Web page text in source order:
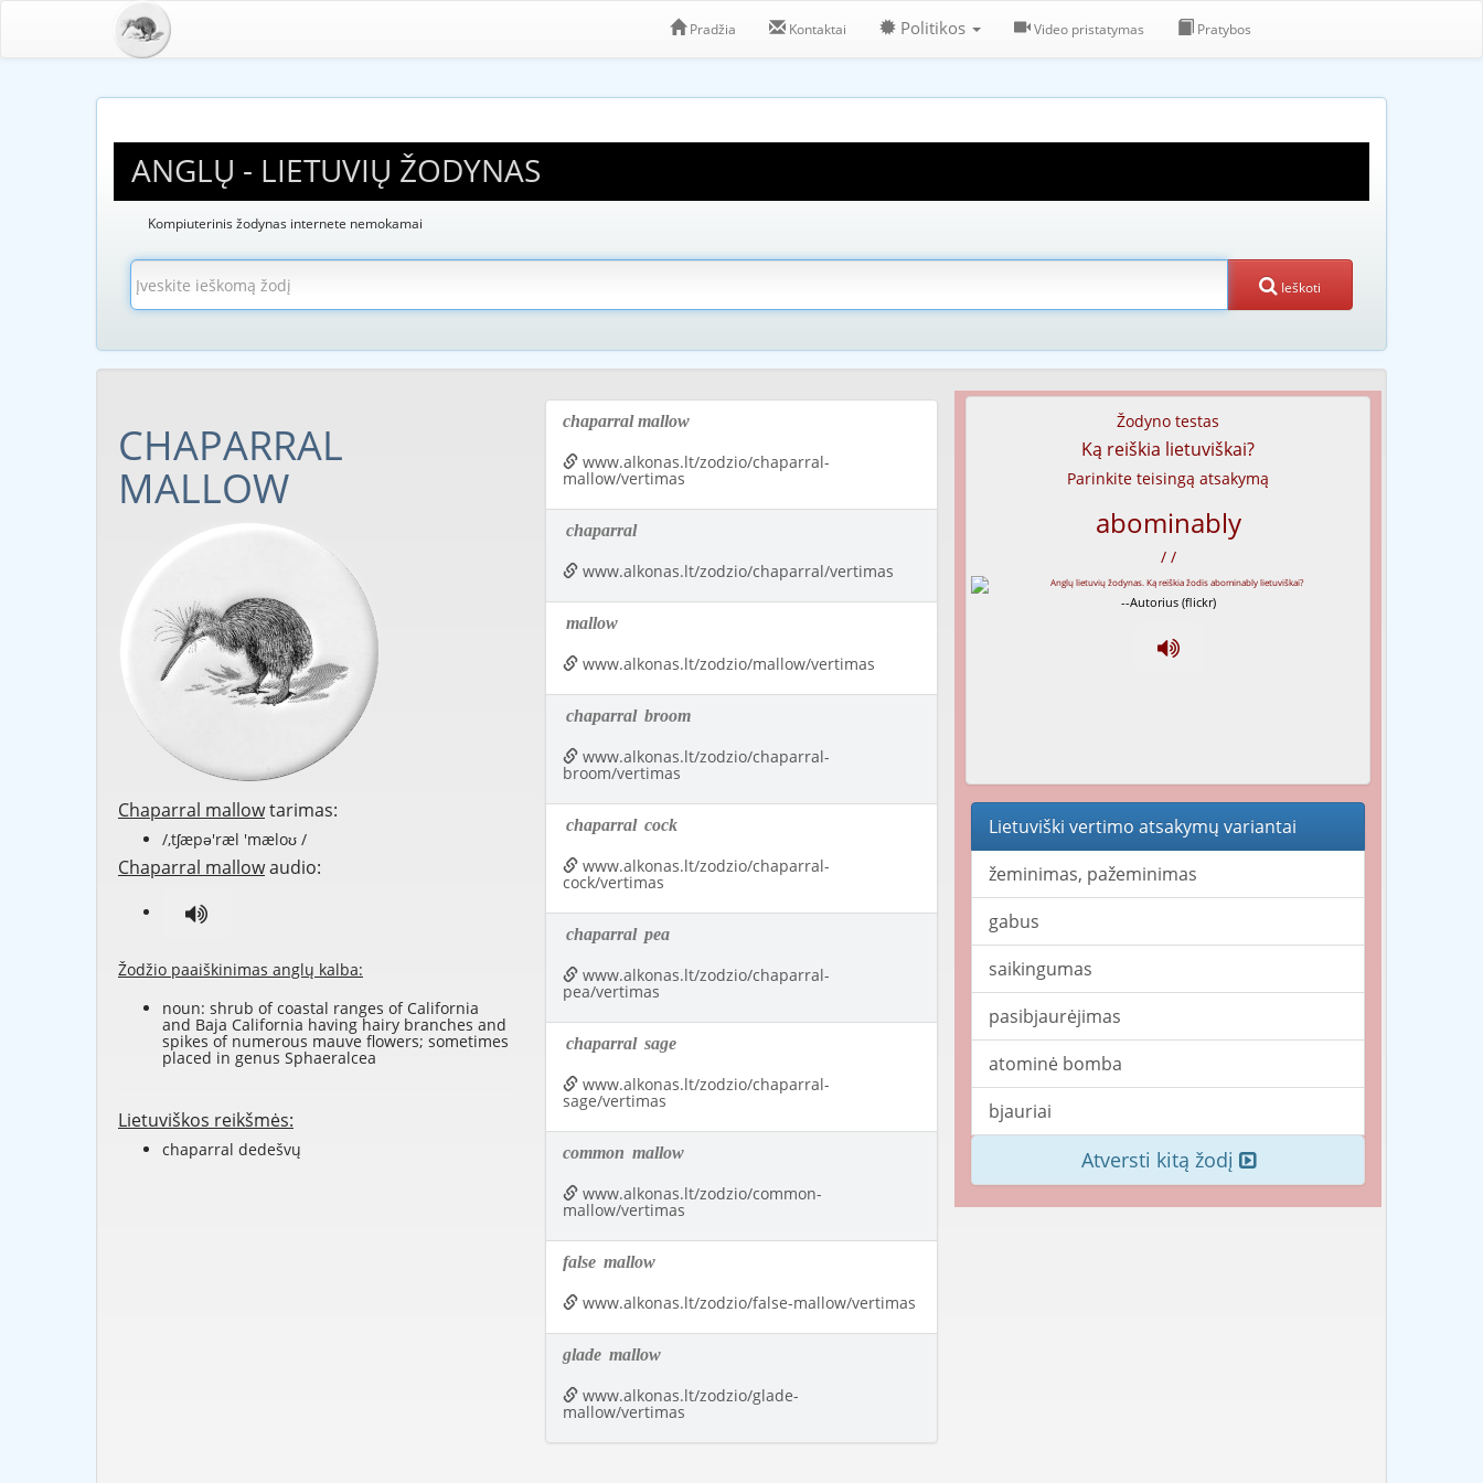
Pradžia Kontaktai Politikos Video pristatymas Pratybos
ANGLŲ - LIETUVIŲ ŽODYNAS
Kompiuterinis žodynas internete nemokamai
Ieškoti
CHAPARRAL
MALLOW
Chaparral mallowtarimas:
/,tʃæpə'ræl 'mæloʊ /
Chaparral mallowaudio:
Žodžio paaiškinimas anglų kalba:
noun: shrub of coastal ranges of California
and Baja California having hairy branches and
spikes of numerous mauve flowers; sometimes
placed in genus Sphaeralcea
Lietuviškos reikšmės:
chaparral dedešvų
chaparral mallow
www.alkonas.lt/zodzio/chaparral-
mallow/vertimas
chaparral
www.alkonas.lt/zodzio/chaparral/vertimas
mallow
www.alkonas.lt/zodzio/mallow/vertimas
chaparral broom
www.alkonas.lt/zodzio/chaparral-
broom/vertimas
chaparral cock
www.alkonas.lt/zodzio/chaparral-
cock/vertimas
chaparral pea
www.alkonas.lt/zodzio/chaparral-
pea/vertimas
chaparral sage
www.alkonas.lt/zodzio/chaparral-
sage/vertimas
common mallow
www.alkonas.lt/zodzio/common-
mallow/vertimas
false mallow
www.alkonas.lt/zodzio/false-mallow/vertimas
glade mallow
www.alkonas.lt/zodzio/glade-
mallow/vertimas
Žodyno testas
Ką reiškia lietuviškai?
Parinkite teisingą atsakymą
abominably
/ /
--Autorius (flickr)
Lietuviški vertimo atsakymų variantai
žeminimas, pažeminimas
gabus
saikingumas
pasibjaurėjimas
atominė bomba
bjauriai
Atversti kitą žodį